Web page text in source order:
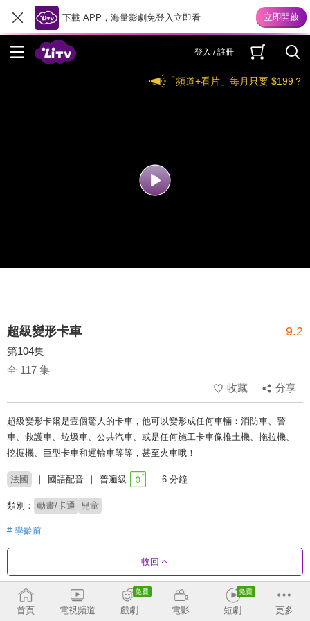
下載 APP，海量影劇免登入立即看
登入 / 註冊
「頻道+看片」每月只要 $199？
超級變形卡車 9.2
第104集
全 117 集
收藏
分享
超級變形卡爾是壹個驚人的卡車，他可以變形成任何車輛：消防車、警
車、救護車、垃圾車、公共汽車、或是任何施工卡車像推土機、拖拉機、
挖掘機、巨型卡車和運輸車等等，甚至火車哦！
法國 國語配音 普遍級 6 分鐘
類別： 動畫/卡通 兒童
# 學齡前
收回
劇集列表 正序
首頁 電視頻道 戲劇 電影 短劇 更多